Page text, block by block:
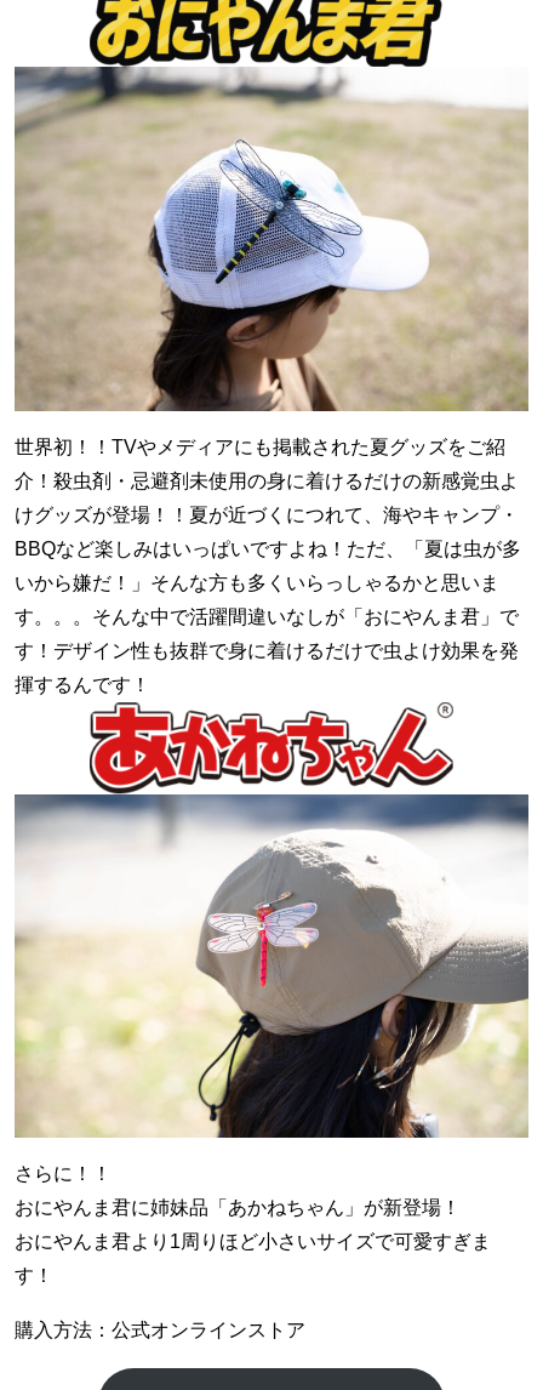
世界初！！TVやメディアにも掲載された夏グッズをご紹
介！殺虫剤・忌避剤未使用の身に着けるだけの新感覚虫よ
けグッズが登場！！夏が近づくにつれて、海やキャンプ・
BBQなど楽しみはいっぱいですよね！ただ、「夏は虫が多
いから嫌だ！」そんな方も多くいらっしゃるかと思いま
す。。。そんな中で活躍間違いなしが「おにやんま君」で
す！デザイン性も抜群で身に着けるだけで虫よけ効果を発
揮するんです！
さらに！！
おにやんま君に姉妹品「あかねちゃん」が新登場！
おにやんま君より1周りほど小さいサイズで可愛すぎま
す！
購入方法：公式オンラインストア